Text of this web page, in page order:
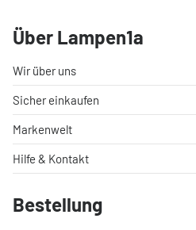
Über Lampen1a
Wir über uns
Sicher einkaufen
Markenwelt
Hilfe & Kontakt
Bestellung